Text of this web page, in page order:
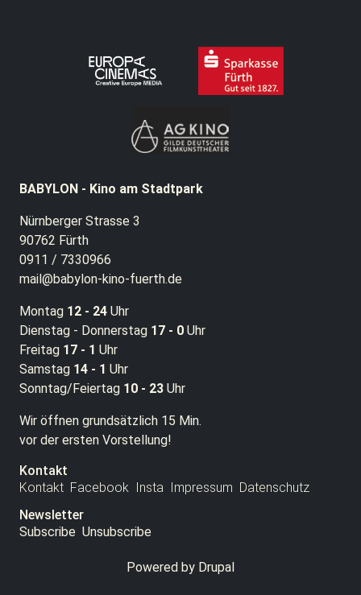
BABYLON - Kino am Stadtpark
Nürnberger Strasse 3
90762 Fürth
0911 / 7330966
mail@babylon-kino-fuerth.de
Montag 12 - 24 Uhr
Dienstag - Donnerstag 17 - 0 Uhr
Freitag 17 - 1 Uhr
Samstag 14 - 1 Uhr
Sonntag/Feiertag 10 - 23 Uhr
Wir öffnen grundsätzlich 15 Min.
vor der ersten Vorstellung!
Kontakt
Kontakt Facebook Insta Impressum Datenschutz
Newsletter
Subscribe Unsubscribe
Powered by Drupal